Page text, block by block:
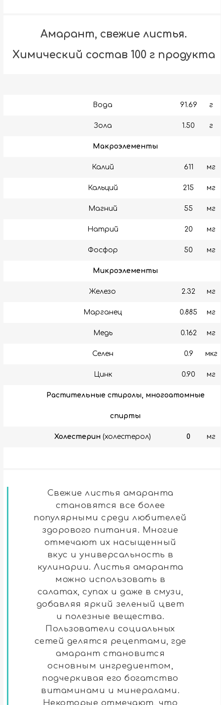
Амарант, свежие листья.
Химический состав 100 г продукта
Вода 91.69 г
Зола 1.50 г
Макроэлементы
Калий 611 мг
Кальций 215 мг
Магний 55 мг
Натрий 20 мг
Фосфор 50 мг
Микроэлементы
Железо 2.32 мг
Марганец 0.885 мг
Медь 0.162 мг
Селен 0.9 мкг
Цинк 0.90 мг
Растительные стиролы, многоатомные
спирты
Холестерин (холестерол) 0 мг
Свежие листья амаранта
становятся все более
популярными среди любителей
здорового питания. Многие
отмечают их насыщенный
вкус и универсальность в
кулинарии. Листья амаранта
можно использовать в
салатах, супах и даже в смузи,
добавляя яркий зеленый цвет
и полезные вещества.
Пользователи социальных
сетей делятся рецептами, где
амарант становится
основным ингредиентом,
подчеркивая его богатство
витаминами и минералами.
Некоторые отмечают, что